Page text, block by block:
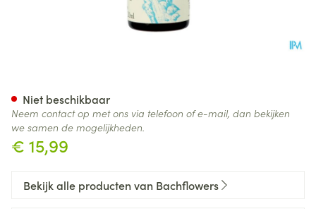
€ 15,99
Niet beschikbaar
Neem contact op met ons via telefoon of e-mail, dan bekijken
we samen de mogelijkheden.
Bekijk alle producten van Bachflowers